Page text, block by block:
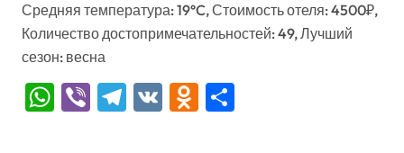
Средняя температура: 19°C, Стоимость отеля: 4500₽,
Количество достопримечательностей: 49, Лучший
сезон: весна
WhatsApp
ViberTelegram
VK Odnoklassniki